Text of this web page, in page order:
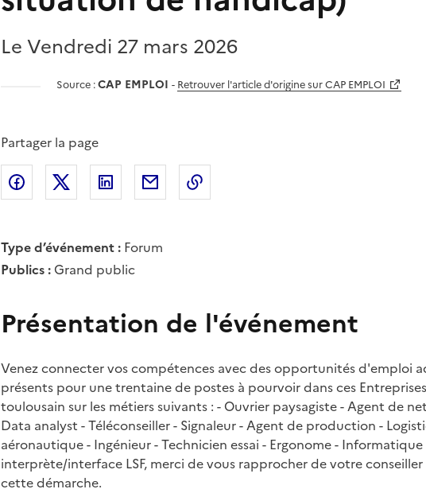
Le Vendredi 27 mars 2026
Source :CAP EMPLOI - Retrouver l'article d'origine sur CAP EMPLOI
Partager la page
Partager l'article surFacebook
Partager l'article sur X (anciennement
Partager l'article sur
Partager l'article par courriel
Type d’événement : Forum
Publics :Grand public
Présentation de l'événement
Venez connecter vos compétences avec des opportunités d'emploi
présents pour une trentaine de postes à pourvoir dans ces
toulousain sur les métiers suivants : - Ouvrier paysagiste - Agent de
Data analyst - Téléconseiller - Signaleur - Agent de production -
aéronautique - Ingénieur - Technicien essai - Ergonome -
interprète/interface LSF, merci de vous rapprocher de votre
cette démarche.